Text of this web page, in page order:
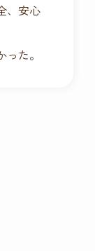
、安心
た。